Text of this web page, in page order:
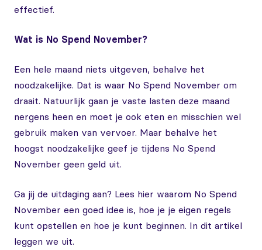
effectief.
Wat is No Spend November?
Een hele maand niets uitgeven, behalve het
noodzakelijke. Dat is waar No Spend November om
draait. Natuurlijk gaan je vaste lasten deze maand
nergens heen en moet je ook eten en misschien wel
gebruik maken van vervoer. Maar behalve het
hoogst noodzakelijke geef je tijdens No Spend
November geen geld uit.
Ga jij de uitdaging aan? Lees hier waarom No Spend
November een goed idee is, hoe je je eigen regels
kunt opstellen en hoe je kunt beginnen. In dit artikel
leggen we uit.